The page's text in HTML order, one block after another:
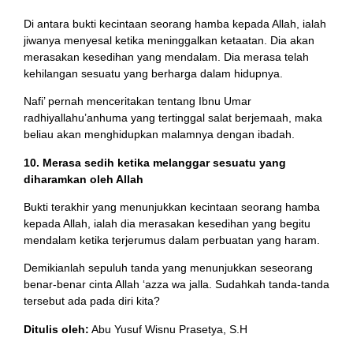
Di antara bukti kecintaan seorang hamba kepada Allah, ialah
jiwanya menyesal ketika meninggalkan ketaatan. Dia akan
merasakan kesedihan yang mendalam. Dia merasa telah
kehilangan sesuatu yang berharga dalam hidupnya.
Nafi’ pernah menceritakan tentang Ibnu Umar
radhiyallahu’anhuma yang tertinggal salat berjemaah, maka
beliau akan menghidupkan malamnya dengan ibadah.
10. Merasa sedih ketika melanggar sesuatu yang
diharamkan oleh Allah
Bukti terakhir yang menunjukkan kecintaan seorang hamba
kepada Allah, ialah dia merasakan kesedihan yang begitu
mendalam ketika terjerumus dalam perbuatan yang haram.
Demikianlah sepuluh tanda yang menunjukkan seseorang
benar-benar cinta Allah ‘azza wa jalla. Sudahkah tanda-tanda
tersebut ada pada diri kita?
Ditulis oleh: Abu Yusuf Wisnu Prasetya, S.H